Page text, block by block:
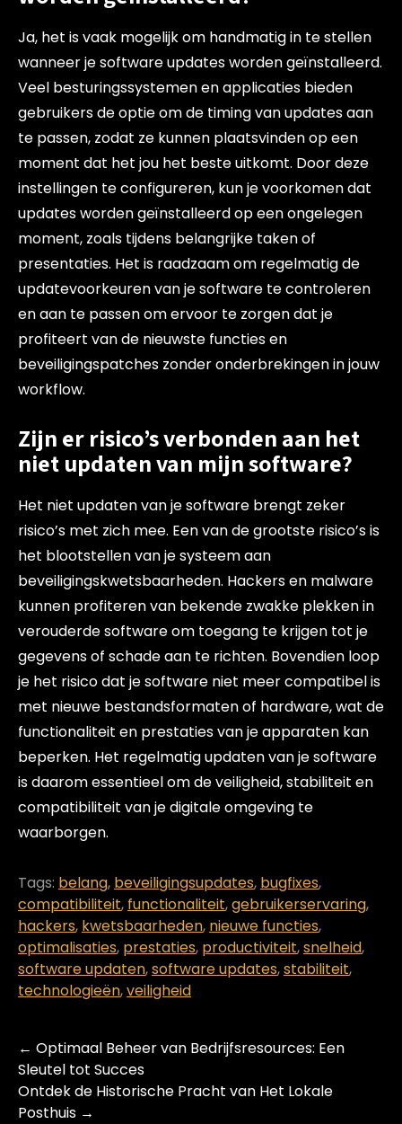
Ja, het is vaak mogelijk om handmatig in te stellen
wanneer je software updates worden geïnstalleerd.
Veel besturingssystemen en applicaties bieden
gebruikers de optie om de timing van updates aan
te passen, zodat ze kunnen plaatsvinden op een
moment dat het jou het beste uitkomt. Door deze
instellingen te configureren, kun je voorkomen dat
updates worden geïnstalleerd op een ongelegen
moment, zoals tijdens belangrijke taken of
presentaties. Het is raadzaam om regelmatig de
updatevoorkeuren van je software te controleren
en aan te passen om ervoor te zorgen dat je
profiteert van de nieuwste functies en
beveiligingspatches zonder onderbrekingen in jouw
workflow.
Zijn er risico’s verbonden aan het
niet updaten van mijn software?
Het niet updaten van je software brengt zeker
risico’s met zich mee. Een van de grootste risico’s is
het blootstellen van je systeem aan
beveiligingskwetsbaarheden. Hackers en malware
kunnen profiteren van bekende zwakke plekken in
verouderde software om toegang te krijgen tot je
gegevens of schade aan te richten. Bovendien loop
je het risico dat je software niet meer compatibel is
met nieuwe bestandsformaten of hardware, wat de
functionaliteit en prestaties van je apparaten kan
beperken. Het regelmatig updaten van je software
is daarom essentieel om de veiligheid, stabiliteit en
compatibiliteit van je digitale omgeving te
waarborgen.
Tags: belang, beveiligingsupdates, bugfixes,
compatibiliteit, functionaliteit,gebruikerservaring,
hackers, kwetsbaarheden, nieuwe functies,
optimalisaties, prestaties, productiviteit,snelheid,
software updaten,software updates,stabiliteit,
technologieën,veiligheid
Post
navigation
← Optimaal Beheer van Bedrijfsresources: Een
Sleutel tot Succes
Ontdek de Historische Pracht van Het Lokale
Posthuis →